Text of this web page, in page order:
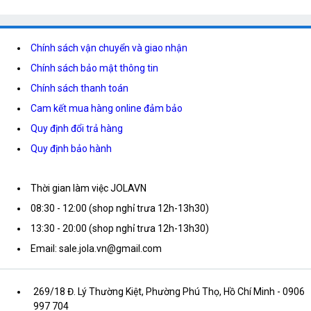
Chính sách vận chuyển và giao nhận
Chính sách bảo mật thông tin
Chính sách thanh toán
Cam kết mua hàng online đảm bảo
Quy định đổi trả hàng
Quy định bảo hành
Thời gian làm việc JOLAVN
08:30 - 12:00 (shop nghỉ trưa 12h-13h30)
13:30 - 20:00 (shop nghỉ trưa 12h-13h30)
Email: sale.jola.vn@gmail.com
269/18 Đ. Lý Thường Kiệt, Phường Phú Thọ, Hồ Chí Minh - 0906
997 704